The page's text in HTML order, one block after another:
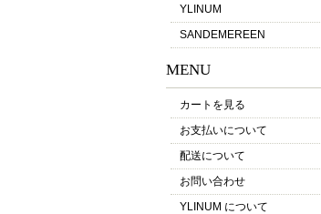
YLINUM
SANDEMEREEN
MENU
カートを見る
お支払いについて
配送について
お問い合わせ
YLINUM について